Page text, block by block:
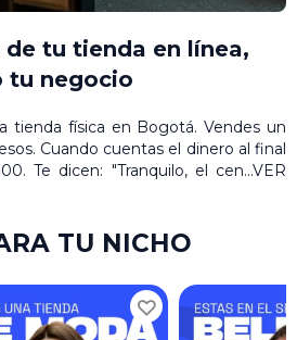
de tu tienda en línea,
tu negocio
tienda física en Bogotá. Vendes un
Cuando cuentas el dinero al final
Te dicen: "Tranquilo, el cen...VER
TU NICHO